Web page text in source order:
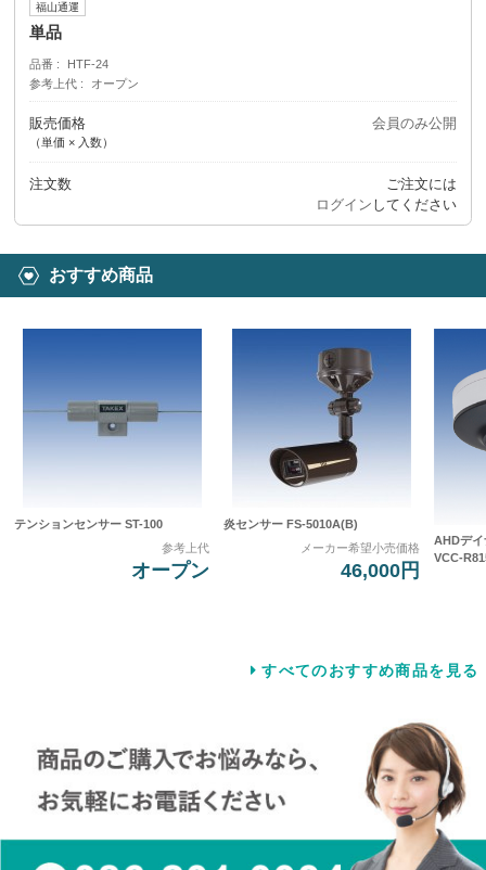
福山通運
単品
品番
HTF-24
参考上代
オープン
販売価格
（単価 × 入数）
会員のみ公開
注文数
ご注文には
ログイン してください
おすすめ商品
テンションセンサー ST-100
参考上代
オープン
炎センサー FS-5010A(B)
メーカー希望小売価格
46,000円
AHDデイ
VCC-
すべてのおすすめ商品を見る